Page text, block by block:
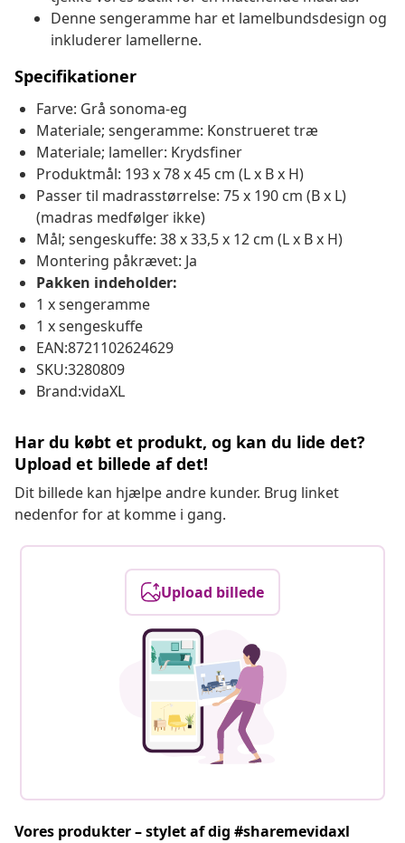
Denne sengeramme har et lamelbundsdesign og
inkluderer lamellerne.
Specifikationer
Farve: Grå sonoma-eg
Materiale; sengeramme: Konstrueret træ
Materiale; lameller: Krydsfiner
Produktmål: 193 x 78 x 45 cm (L x B x H)
Passer til madrasstørrelse: 75 x 190 cm (B x L)
(madras medfølger ikke)
Mål; sengeskuffe: 38 x 33,5 x 12 cm (L x B x H)
Montering påkrævet: Ja
Pakken indeholder:
1 x sengeramme
1 x sengeskuffe
EAN:8721102624629
SKU:3280809
Brand:vidaXL
Har du købt et produkt, og kan du lide det?
Upload et billede af det!
Dit billede kan hjælpe andre kunder. Brug linket
nedenfor for at komme i gang.
Upload billede
Vores produkter – stylet af dig #sharemevidaxl